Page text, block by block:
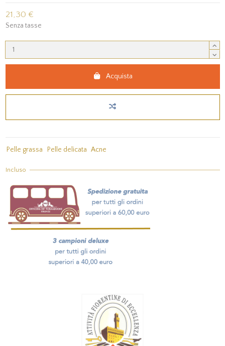
21,30 €
Senza tasse
Acquista
Pelle grassa Pelle delicata Acne
Incluso